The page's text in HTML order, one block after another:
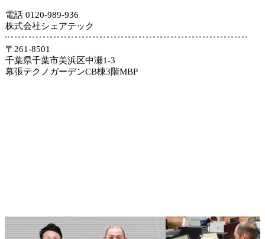
電話 0120-989-936
株式会社シェアテック
〒261-8501
千葉県千葉市美浜区中瀬1-3
幕張テクノガーデンCB棟3階MBP